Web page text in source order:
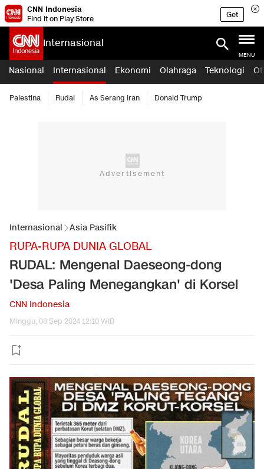
CNN Indonesia
Find it on Play Store
Get
Internasional
MENU
Nasional Internasional Ekonomi Olahraga Teknologi
Palestina Rudal As Serang Iran Donald Trump
Internasional Asia Pasifik
RUPA-RUPA DUNIA GLOBAL
RUDAL: Mengenal Daeseong-dong
'Desa Paling Menegangkan' di Korsel
CNN Indonesia
Minggu, 08 Sep 2024 12:10 WIB